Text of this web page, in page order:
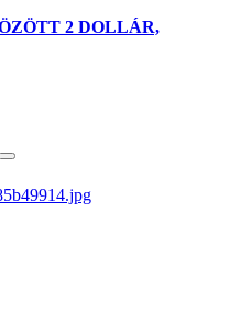
2 DOLLÁR,